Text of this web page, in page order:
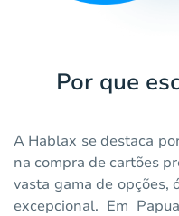
Por que
A Hablax se destaca
na compra de cartões
vasta gama de opções,
excepcional. Em